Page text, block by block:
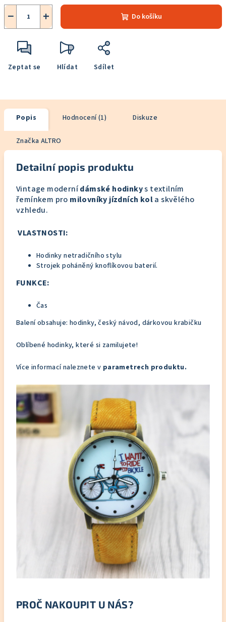
+
− Do košíku
Zeptat se Hlídat Sdílet
Popis Hodnocení (1) Diskuze
Značka ALTRO
Detailní popis produktu
Vintage modernídámské hodinkys textilním
řemínkem pro milovníky jízdních kola skvělého
vzhledu.
VLASTNOSTI:
Hodinky netradičního stylu
Strojek poháněný knoflíkovou baterií.
FUNKCE:
Čas
Balení obsahuje: hodinky, český návod, dárkovou krabičku
Oblíbené hodinky, které si zamilujete!
Více informací naleznete v parametrech produktu.
PROČ NAKOUPIT U NÁS?